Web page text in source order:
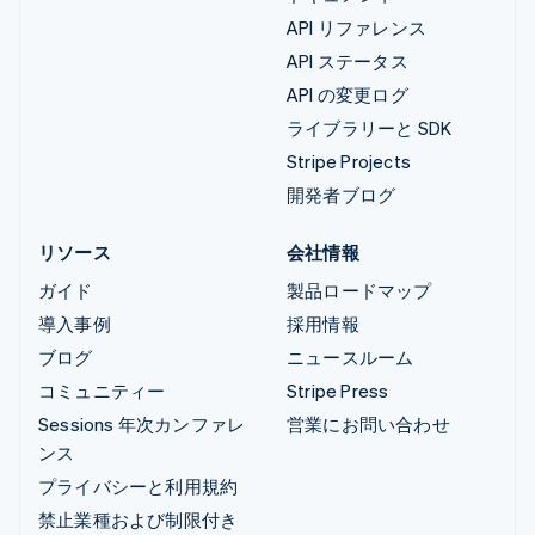
API リファレンス
API ステータス
API の変更ログ
ライブラリーと SDK
Stripe Projects
開発者ブログ
リソース
ガイド
導入事例
ブログ
コミュニティー
Sessions 年次カンファレ
ンス
プライバシーと利用規約
禁止業種および制限付き
会社情報
製品ロードマップ
採用情報
ニュースルーム
Stripe Press
営業にお問い合わせ